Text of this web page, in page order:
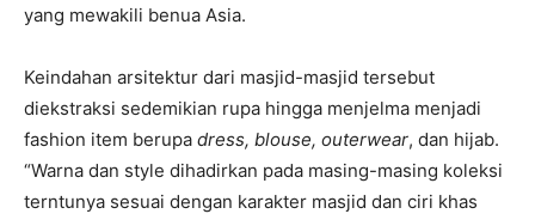
yang mewakili benua Asia.
Keindahan arsitektur dari masjid-masjid tersebut
diekstraksi sedemikian rupa hingga menjelma menjadi
fashion item berupa dress, blouse, outerwear, dan hijab.
“Warna dan style dihadirkan pada masing-masing koleksi
terntunya sesuai dengan karakter masjid dan ciri khas